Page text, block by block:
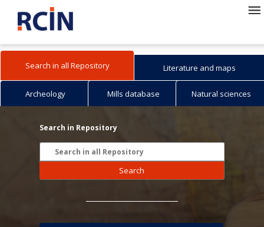
Search in all Repository Literature and maps
Archeology Mills database Natural sciences
Search in Repository
Search